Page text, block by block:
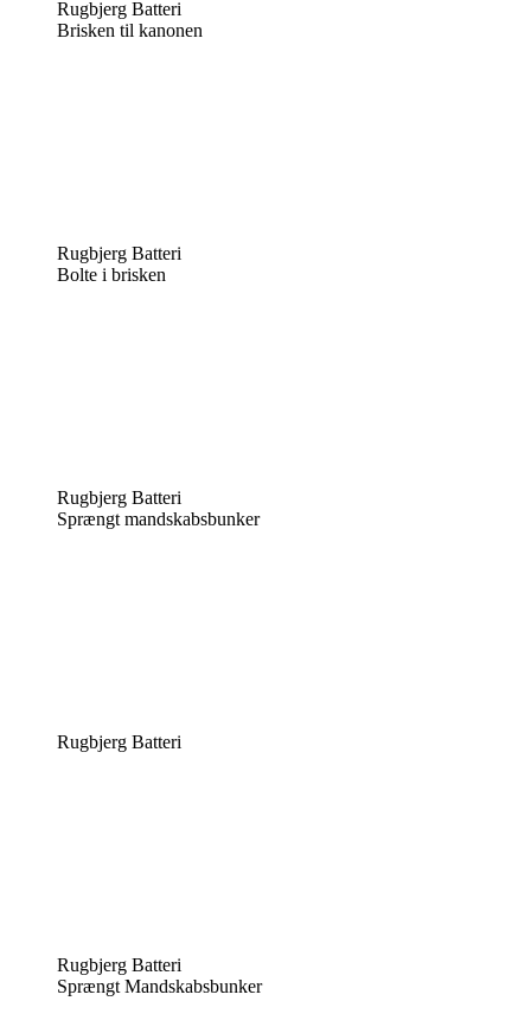
Rugbjerg Batteri
Brisken til kanonen
Rugbjerg Batteri
Bolte i brisken
Rugbjerg Batteri
Sprængt mandskabsbunker
Rugbjerg Batteri
Rugbjerg Batteri
Sprængt Mandskabsbunker